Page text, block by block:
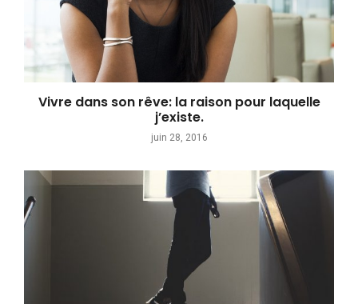
Vivre dans son rêve: la raison pour laquelle
j’existe.
juin 28, 2016